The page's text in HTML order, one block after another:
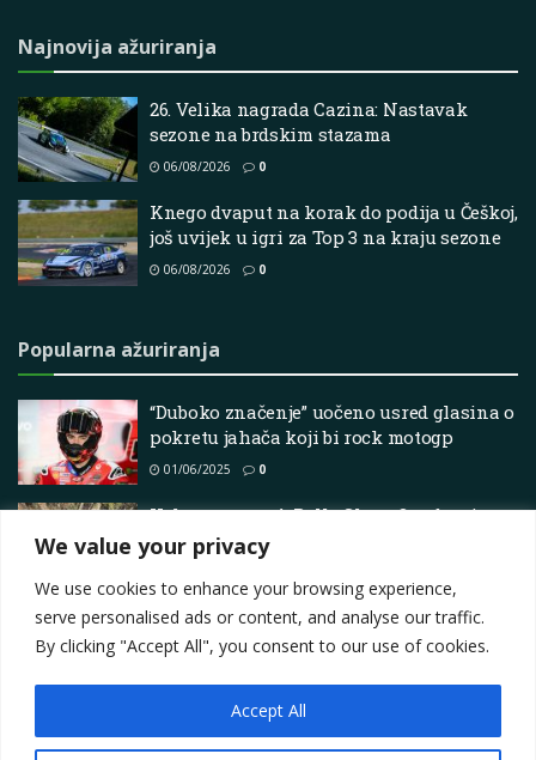
We value your privacy
We use cookies to enhance your browsing experience,
serve personalised ads or content, and analyse our traffic.
By clicking "Accept All", you consent to our use of cookies.
Accept All
Najnovija ažuriranja
26. Velika nagrada Cazina: Nastavak
sezone na brdskim stazama
06/08/2026 0
Knego dvaput na korak do podija u Češkoj,
još uvijek u igri za Top 3 na kraju sezone
06/08/2026 0
Popularna ažuriranja
“Duboko značenje” uočeno usred glasina o
pokretu jahača koji bi rock motogp
01/06/2025 0
Uskoro starta 4. Rally Show Quadruvium
2025
Contact
Privacy Policy
Terms Marketing i oglašavanje